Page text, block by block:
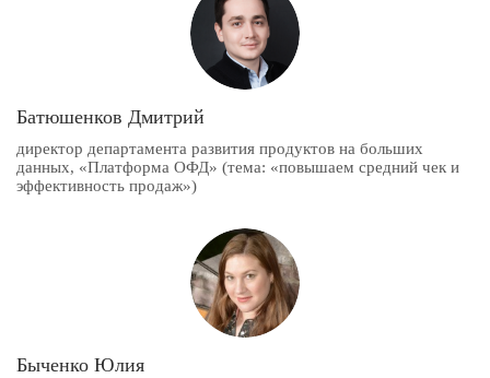
Батюшенков Дмитрий
директор департамента развития продуктов на больших
данных, «Платформа ОФД» (тема: «повышаем средний чек и
эффективность продаж»)
Быченко Юлия